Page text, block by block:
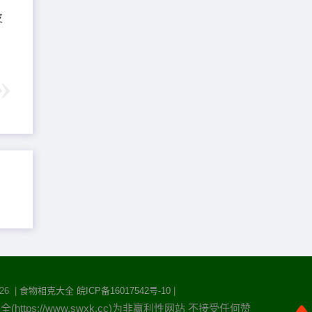
|食物相克大全 皖ICP备16017542号-10
(https://www.swxk.cc)为非赢利性网站 不接受任何赞